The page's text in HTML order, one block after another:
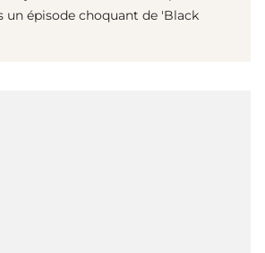
un épisode choquant de 'Black